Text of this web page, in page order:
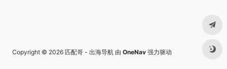
Copyright © 2026 匹配哥 - 出海导航 由 OneNav 强力驱动